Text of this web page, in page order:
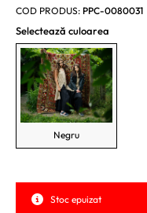
COD PRODUS: PPC-0080031
Selectează culoarea
Negru
Stoc epuizat